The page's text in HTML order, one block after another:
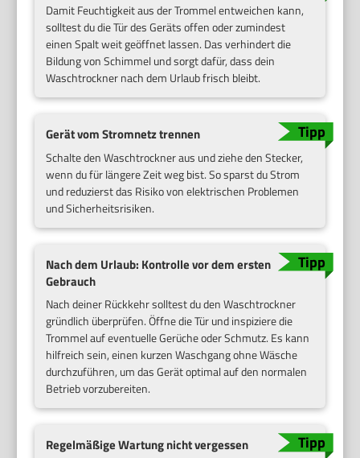
Damit Feuchtigkeit aus der Trommel entweichen kann,
solltest du die Tür des Geräts offen oder zumindest
einen Spalt weit geöffnet lassen. Das verhindert die
Bildung von Schimmel und sorgt dafür, dass dein
Waschtrockner nach dem Urlaub frisch bleibt.
Gerät vom Stromnetz trennen
Schalte den Waschtrockner aus und ziehe den Stecker,
wenn du für längere Zeit weg bist. So sparst du Strom
und reduzierst das Risiko von elektrischen Problemen
und Sicherheitsrisiken.
Nach dem Urlaub: Kontrolle vor dem ersten
Gebrauch
Nach deiner Rückkehr solltest du den Waschtrockner
gründlich überprüfen. Öffne die Tür und inspiziere die
Trommel auf eventuelle Gerüche oder Schmutz. Es kann
hilfreich sein, einen kurzen Waschgang ohne Wäsche
durchzuführen, um das Gerät optimal auf den normalen
Betrieb vorzubereiten.
Regelmäßige Wartung nicht vergessen